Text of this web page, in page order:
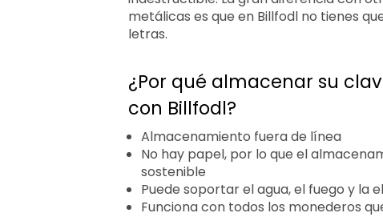
metálicas es que en Billfodl no tienes
letras.
¿Por qué almacenar su
con Billfodl?
Almacenamiento fuera de línea
No hay papel, por lo que el
sostenible
Puede soportar el agua, el fuego y la
Funciona con todos los monederos